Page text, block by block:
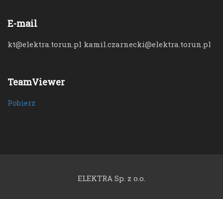
E-mail
kt@elektra.torun.pl kamil.czarnecki@elektra.torun.pl
TeamViewer
Pobierz
ELEKTRA Sp. z o.o.